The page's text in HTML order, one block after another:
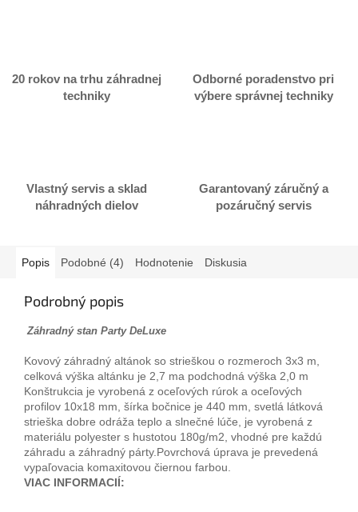
20 rokov na trhu záhradnej
techniky
Odborné poradenstvo pri
výbere správnej techniky
Vlastný servis a sklad
náhradných dielov
Garantovaný záručný a
pozáručný servis
Popis Podobné (4) Hodnotenie Diskusia
Podrobný popis
Záhradný stan Party DeLuxe
Kovový záhradný altánok so strieškou o rozmeroch 3x3 m,
celková výška altánku je 2,7 ma podchodná výška 2,0 m
Konštrukcia je vyrobená z oceľových rúrok a oceľových
profilov 10x18 mm, šírka bočnice je 440 mm, svetlá látková
strieška dobre odráža teplo a slnečné lúče, je vyrobená z
materiálu polyester s hustotou 180g/m2, vhodné pre každú
záhradu a záhradný párty.Povrchová úprava je prevedená
vypaľovacia komaxitovou čiernou farbou.
VIAC INFORMACIÍ: